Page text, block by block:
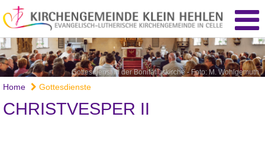
Gottesdienst in der Bonifatiuskirche - Foto: M. Wohlgemuth
Home Gottesdienste
CHRISTVESPER II